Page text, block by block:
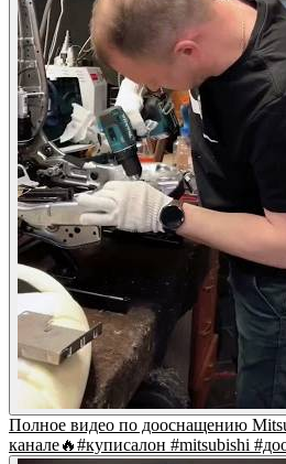
Полное видео по дооснащению
канале🔥#куписалон #mitsubishi